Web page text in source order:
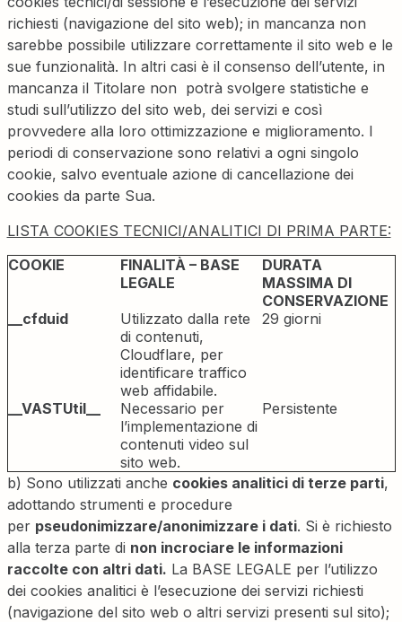
richiesti (navigazione del sito web); in mancanza non
sarebbe possibile utilizzare correttamente il sito web e le
sue funzionalità. In altri casi è il consenso dell’utente, in
mancanza il Titolare non potrà svolgere statistiche e
studi sull’utilizzo del sito web, dei servizi e così
provvedere alla loro ottimizzazione e miglioramento. I
periodi di conservazione sono relativi a ogni singolo
cookie, salvo eventuale azione di cancellazione dei
cookies da parte Sua.
LISTA COOKIES TECNICI/ANALITICI DI PRIMA PARTE:
COOKIE
FINALITÀ – BASE
LEGALE
DURATA
MASSIMA DI
CONSERVAZIONE
__cfduid
Utilizzato dalla rete
di contenuti,
Cloudflare, per
identificare traffico
web affidabile.
29 giorni
__VASTUtil__
Necessario per
l’implementazione di
contenuti video sul
sito web.
Persistente
b) Sono utilizzati anche cookies analitici di terze parti,
adottando strumenti e procedure
per pseudonimizzare/anonimizzare i dati. Si è richiesto
alla terza parte di non incrociare le informazioni
raccolte con altri dati. La BASE LEGALE per l’utilizzo
dei cookies analitici è l’esecuzione dei servizi richiesti
(navigazione del sito web o altri servizi presenti sul sito);